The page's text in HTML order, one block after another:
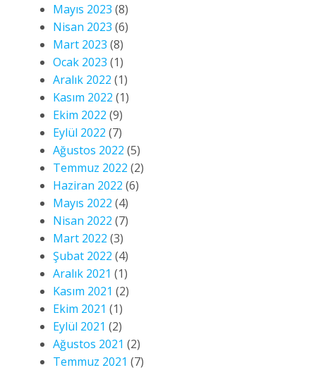
Mayıs 2023 (8)
Nisan 2023 (6)
Mart 2023 (8)
Ocak 2023 (1)
Aralık 2022 (1)
Kasım 2022 (1)
Ekim 2022 (9)
Eylül 2022 (7)
Ağustos 2022 (5)
Temmuz 2022 (2)
Haziran 2022 (6)
Mayıs 2022 (4)
Nisan 2022 (7)
Mart 2022 (3)
Şubat 2022 (4)
Aralık 2021 (1)
Kasım 2021 (2)
Ekim 2021 (1)
Eylül 2021 (2)
Ağustos 2021 (2)
Temmuz 2021 (7)